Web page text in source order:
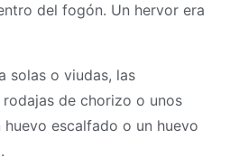
del fogón. Un hervor era
solas o viudas, las
de chorizo o unos
escalfado o un huevo